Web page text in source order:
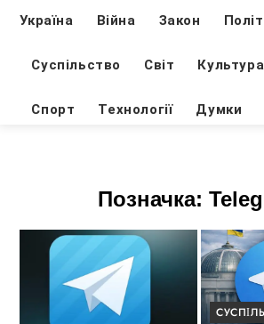
Україна Війна Закон
Суспільство Світ Культура
Спорт Технології Думки
Позначка: